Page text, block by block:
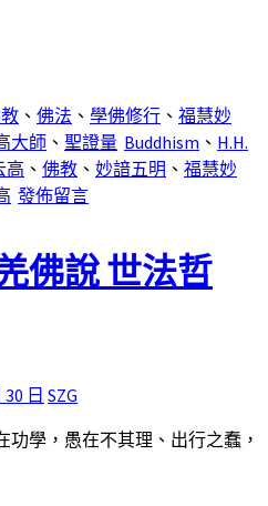
、 佛法 、 學佛修行 、 福慧妙
大師 、 聖證量 Buddhism 、 H.H.
高 、 佛教 、 妙諳五明 、 福慧妙
發佈留言
佛說 世法哲
日 SZG
學，愚在不其理、出行之蠢，